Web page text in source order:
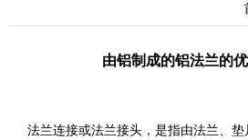
由铝制成的铝法兰的
法兰连接或法兰接头，是指由法兰、